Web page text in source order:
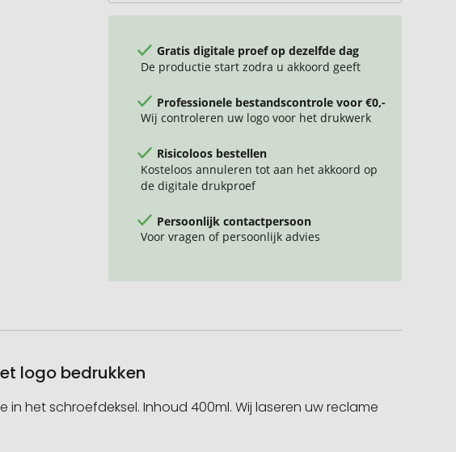
Gratis digitale proef op dezelfde dag
De productie start zodra u akkoord geeft
Professionele bestandscontrole voor €0,-
Wij controleren uw logo voor het drukwerk
Risicoloos bestellen
Kosteloos annuleren tot aan het akkoord op
de digitale drukproef
Persoonlijk contactpersoon
Voor vragen of persoonlijk advies
logo bedrukken
het schroefdeksel. Inhoud 400ml. Wij laseren uw reclame